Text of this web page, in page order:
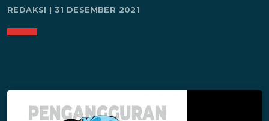
REDAKSI | 31 DESEMBER 2021